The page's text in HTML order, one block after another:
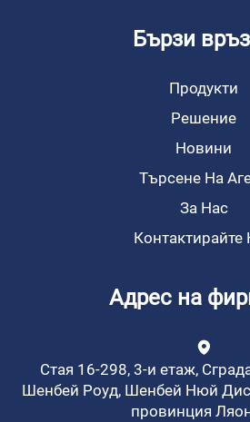
Бързи
Продукти
Решение
Новини
Търсене На
За Нас
Контактирайте
Адрес на
Стая 16-298, 3-и етаж,
Шенбей Роуд, Шенбей Нюй
провинция